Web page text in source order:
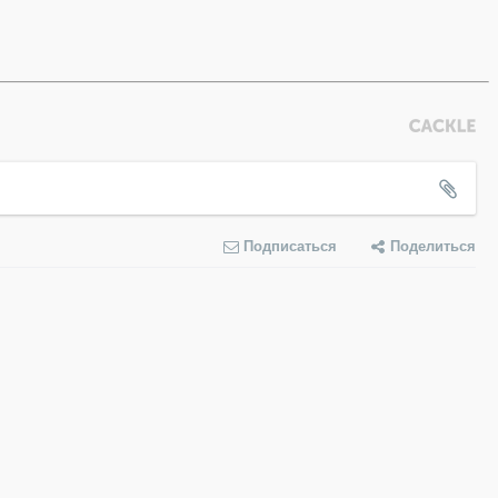
Подписаться Поделиться